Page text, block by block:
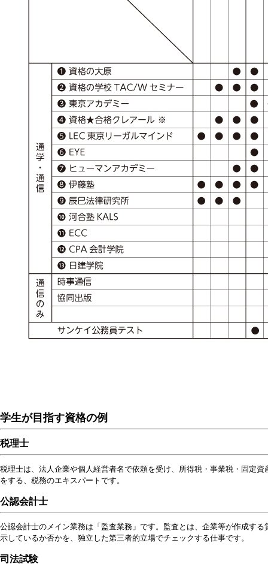
学生が目指す資格の例
税理士
税理士は、法人企業や個人経営者名で依頼を受け、所得税・事業税・固定
をする、税務のエキスパートです。
公認会計士
公認会計士のメイン業務は「監査業務」です。監査とは、企業等が作成す
示しているか否かを、独立した第三者的立場でチェックする仕事です。
司法試験